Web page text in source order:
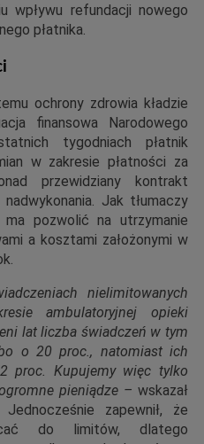
wpływu refundacji nowego
płatnika.
ochrony zdrowia kładzie
finansowa Narodowego
tygodniach płatnik
w zakresie płatności za
przewidziany kontrakt
Jak tłumaczy
pozwolić na utrzymanie
a kosztami założonymi w
nielimitowanych
ambulatoryjnej opieki
lat liczba świadczeń w tym
o 20 proc., natomiast ich
proc. Kupujemy więc tylko
pieniądze – wskazał
zapewnił, że
do limitów, dlatego